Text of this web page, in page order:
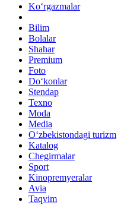
Ko‘rgazmalar
Bilim
Bolalar
Shahar
Premium
Foto
Do‘konlar
Stendap
Texno
Moda
Media
O‘zbekistondagi turizm
Katalog
Chegirmalar
Sport
Kinopremyeralar
Avia
Taqvim